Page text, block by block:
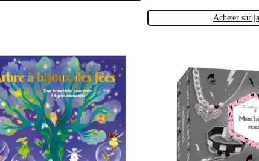
Acheter sur